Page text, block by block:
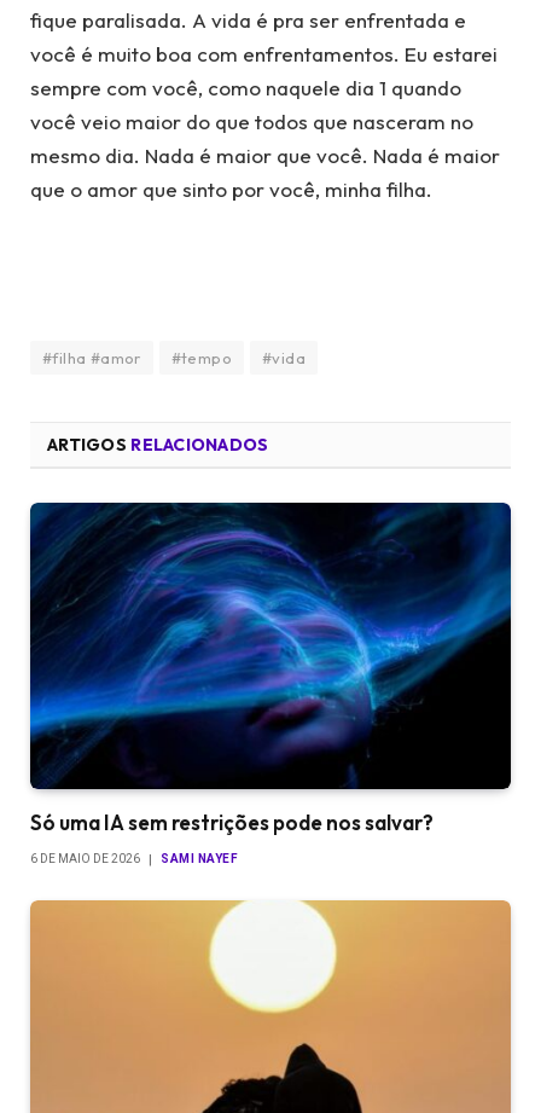
fique paralisada. A vida é pra ser enfrentada e
você é muito boa com enfrentamentos. Eu estarei
sempre com você, como naquele dia 1 quando
você veio maior do que todos que nasceram no
mesmo dia. Nada é maior que você. Nada é maior
que o amor que sinto por você, minha filha.
#filha #amor #tempo #vida
ARTIGOS RELACIONADOS
Só uma IA sem restrições pode nos salvar?
6 DE MAIO DE 2026 SAMI NAYEF